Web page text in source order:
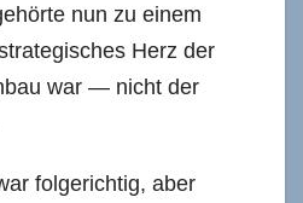
nun zu einem
Herz der
war — nicht der
folgerichtig, aber